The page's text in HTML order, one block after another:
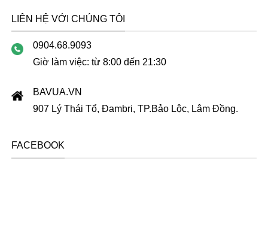
LIÊN HỆ VỚI CHÚNG TÔI
0904.68.9093
Giờ làm việc: từ 8:00 đến 21:30
BAVUA.VN
907 Lý Thái Tổ, Đambri, TP.Bảo Lộc, Lâm Đồng.
FACEBOOK